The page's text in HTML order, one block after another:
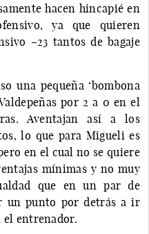
hacen hincapié en
ya que quieren
–23 tantos de bagaje
una pequeña ‘bombona
por 2 a 0 en el
Aventajan así a los
lo que para Migueli es
en el cual no se quiere
mínimas y no muy
que en un par de
un punto por detrás a ir
el entrenador.